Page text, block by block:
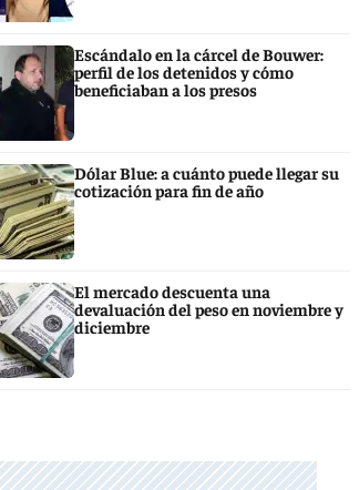
Escándalo en la cárcel de Bouwer:
perfil de los detenidos y cómo
beneficiaban a los presos
Dólar Blue: a cuánto puede llegar su
cotización para fin de año
El mercado descuenta una
devaluación del peso en noviembre y
diciembre